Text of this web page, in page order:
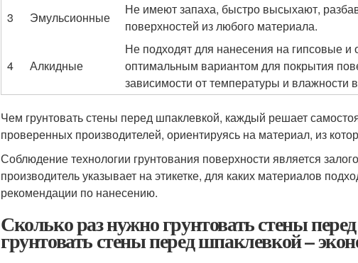
3
Эмульсионные
Не имеют запаха, быстро высыхают,
поверхностей из любого материала.
4 Алкидные
Не подходят для нанесения на гипсовые
оптимальным вариантом для покрытия
зависимости от температуры и влажности
Чем грунтовать стены перед шпаклевкой, каждый решает
проверенных производителей, ориентируясь на материал, из
Соблюдение технологии грунтования поверхности является
производитель указывает на этикетке, для каких материалов
рекомендации по нанесению.
Сколько раз нужно грунтовать стены
грунтовать стены перед шпаклевкой –